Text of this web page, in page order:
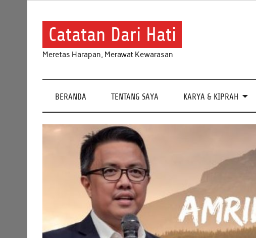
Catatan Dari Hati
Meretas Harapan, Merawat Kewarasan
BERANDA TENTANG SAYA KARYA & KIPRAH